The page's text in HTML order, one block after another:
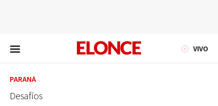
VIVO
PARANÁ
Desafíos